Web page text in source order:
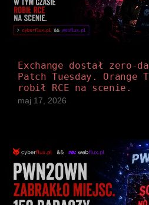
Exchange dostał zero-
Patch Tuesday. Orange
robił RCE na scenie.
maj 17, 2026